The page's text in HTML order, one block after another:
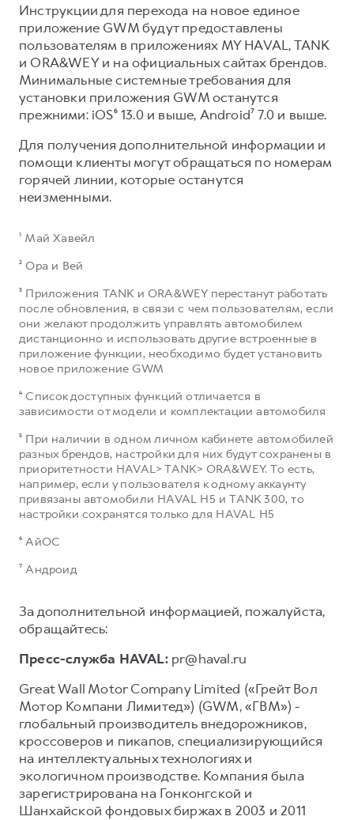
Инструкции для перехода на новое единое
приложение GWM будут предоставлены
пользователям в приложениях MY HAVAL, TANK
и ORA&WEY и на официальных сайтах брендов.
Минимальные системные требования для
установки приложения GWM останутся
прежними: iOS⁶ 13.0 и выше, Android⁷ 7.0 и выше.​
Для получения дополнительной информации и
помощи клиенты могут обращаться по номерам
горячей линии, которые останутся
неизменными.
¹ Май Хавейл
² Ора и Вей
³ Приложения TANK и ORA&WEY перестанут работать
после обновления, в связи с чем пользователям, если
они желают продолжить управлять автомобилем
дистанционно и использовать другие встроенные в
приложение функции, необходимо будет установить
новое приложение GWM
⁴ Список доступных функций отличается в
зависимости от модели и комплектации автомобиля
⁵ При наличии в одном личном кабинете автомобилей
разных брендов, настройки для них будут сохранены в
приоритетности HAVAL> TANK> ORA&WEY. То есть,
например, если у пользователя к одному аккаунту
привязаны автомобили HAVAL H5 и TANK 300, то
настройки сохранятся только для HAVAL H5
⁶ АйОС
⁷ Андроид
За дополнительной информацией, пожалуйста,
обращайтесь:
Пресс-служба HAVAL:pr@haval.ru
Great Wall Motor Company Limited («Грейт Вол
Мотор Компани Лимитед») (GWM, «ГВМ») -
глобальный производитель внедорожников,
кроссоверов и пикапов, специализирующийся
на интеллектуальных технологиях и
экологичном производстве. Компания была
зарегистрирована на Гонконгской и
Шанхайской фондовых биржах в 2003 и 2011